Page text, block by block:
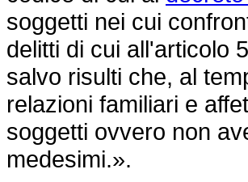
soggetti nei cui
delitti di cui all'articolo
salvo risulti che, al
relazioni familiari e
soggetti ovvero non
medesimi.».